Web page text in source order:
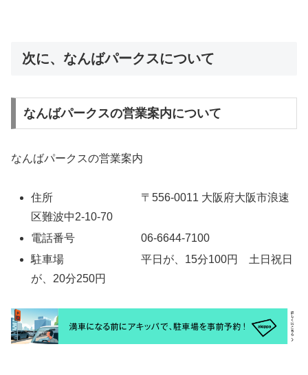
次に、なんばパークスについて
なんばパークスの営業案内について
なんばパークスの営業案内
住所 〒556-0011 大阪府大阪市浪速
区難波中2-10-70
電話番号 06-6644-7100
駐車場 平日が、15分100円 土日祝日
が、20分250円